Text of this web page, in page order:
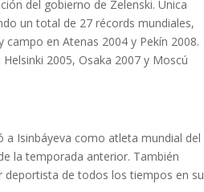
del gobierno de Zelenski. Única
un total de 27 récords mundiales,
en Atenas 2004 y Pekín 2008.
2005, Osaka 2007 y Moscú
a Isinbáyeva como atleta mundial del
la temporada anterior. También
deportista de todos los tiempos en su